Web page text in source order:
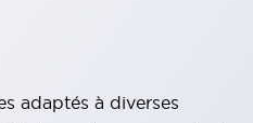
adaptés à diverses